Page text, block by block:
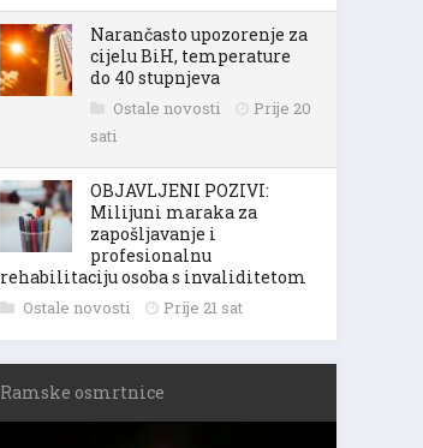
Narančasto upozorenje za
cijelu BiH, temperature
do 40 stupnjeva
Ostale novosti
Prije 20
sati
OBJAVLJENI POZIVI:
Milijuni maraka za
zapošljavanje i
profesionalnu
rehabilitaciju osoba s invaliditetom
Ostale novosti Prije 21 sat
Ramske osmrtnice